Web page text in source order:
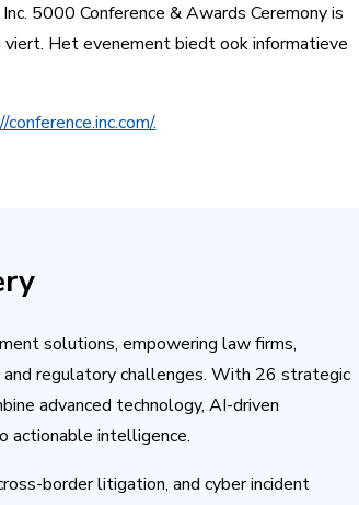
5000 Conference & Awards Ceremony is
Het evenement biedt ook informatieve
.
solutions, empowering law firms,
regulatory challenges. With 26 strategic
advanced technology, AI-driven
actionable intelligence.
border litigation, and cyber incident